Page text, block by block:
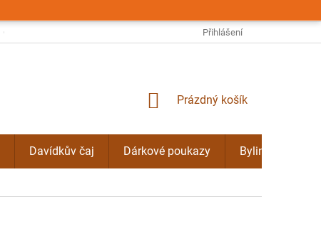
OBCHODNÍ PODMÍNKY PODMÍNKY OCHRANY OSOBNÍCH ÚDAJŮ
Přihlášení
NÁKUPNÍ
Prázdný košík
Davídkův čaj Dárkové poukazy Bylinné kúry